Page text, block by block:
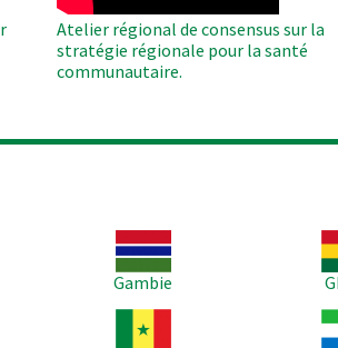
Atelier régional de consensus sur la
stratégie régionale pour la santé
communautaire.
Gambie